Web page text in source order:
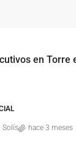
Solís hace 3 meses